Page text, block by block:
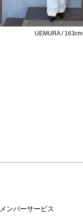
UEMURA / 163cm
メンバーサービス